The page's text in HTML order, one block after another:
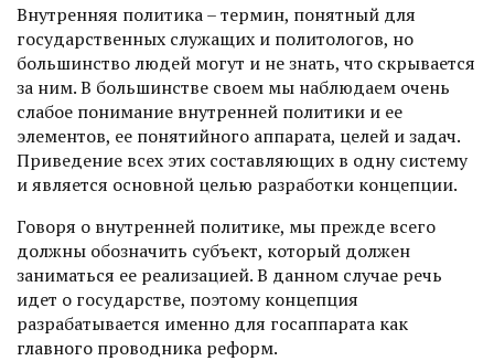
Внутренняя политика – термин, понятный для
государственных служащих и политологов, но
большинство людей могут и не знать, что скрывается
за ним. В большинстве своем мы наблюдаем очень
слабое понимание внутренней политики и ее
элементов, ее понятийного аппарата, целей и задач.
Приведение всех этих составляющих в одну систему
и является основной целью разработки концепции.
Говоря о внутренней политике, мы прежде всего
должны обозначить субъект, который должен
заниматься ее реализацией. В данном случае речь
идет о государстве, поэтому концепция
разрабатывается именно для госаппарата как
главного проводника реформ.